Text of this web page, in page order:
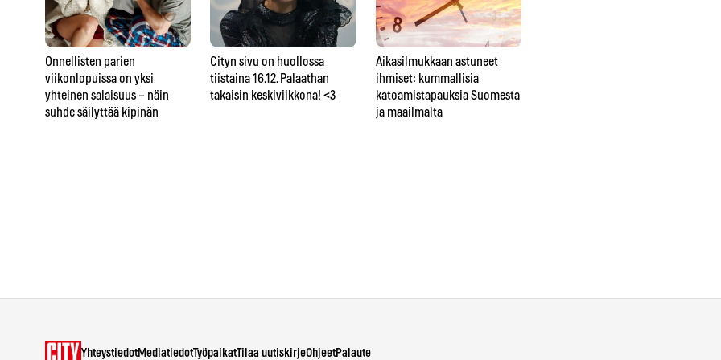
Onnellisten parien
viikonlopuissa on yksi
yhteinen salaisuus – näin
suhde säilyttää kipinän
Cityn sivu on huollossa
tiistaina 16.12. Palaathan
takaisin keskiviikkona! <3
Aikasilmukkaan astuneet
ihmiset: kummallisia
katoamistapauksia Suomesta
ja maailmalta
YhteystiedotMediatiedotTyöpaikatTilaa uutiskirjeOhjeetPalaute